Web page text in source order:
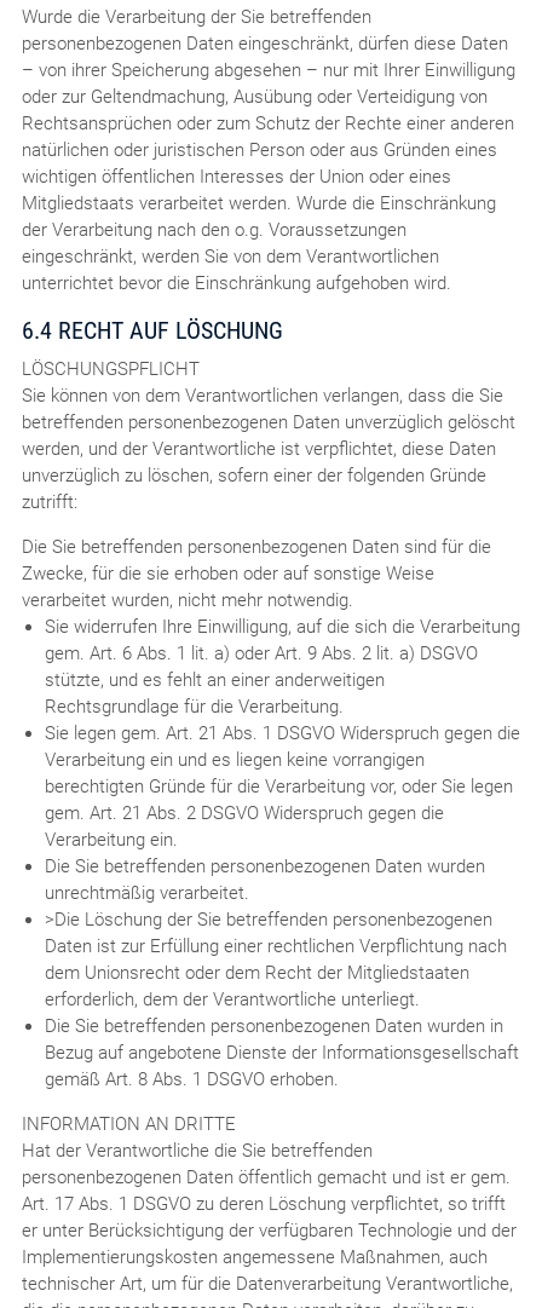
Wurde die Verarbeitung der Sie betreffenden
personenbezogenen Daten eingeschränkt, dürfen diese Daten
– von ihrer Speicherung abgesehen – nur mit Ihrer Einwilligung
oder zur Geltendmachung, Ausübung oder Verteidigung von
Rechtsansprüchen oder zum Schutz der Rechte einer anderen
natürlichen oder juristischen Person oder aus Gründen eines
wichtigen öffentlichen Interesses der Union oder eines
Mitgliedstaats verarbeitet werden. Wurde die Einschränkung
der Verarbeitung nach den o.g. Voraussetzungen
eingeschränkt, werden Sie von dem Verantwortlichen
unterrichtet bevor die Einschränkung aufgehoben wird.
6.4 RECHT AUF LÖSCHUNG
LÖSCHUNGSPFLICHT
Sie können von dem Verantwortlichen verlangen, dass die Sie
betreffenden personenbezogenen Daten unverzüglich gelöscht
werden, und der Verantwortliche ist verpflichtet, diese Daten
unverzüglich zu löschen, sofern einer der folgenden Gründe
zutrifft:
Die Sie betreffenden personenbezogenen Daten sind für die
Zwecke, für die sie erhoben oder auf sonstige Weise
verarbeitet wurden, nicht mehr notwendig.
Sie widerrufen Ihre Einwilligung, auf die sich die Verarbeitung
gem. Art. 6 Abs. 1 lit. a) oder Art. 9 Abs. 2 lit. a) DSGVO
stützte, und es fehlt an einer anderweitigen
Rechtsgrundlage für die Verarbeitung.
Sie legen gem. Art. 21 Abs. 1 DSGVO Widerspruch gegen die
Verarbeitung ein und es liegen keine vorrangigen
berechtigten Gründe für die Verarbeitung vor, oder Sie legen
gem. Art. 21 Abs. 2 DSGVO Widerspruch gegen die
Verarbeitung ein.
Die Sie betreffenden personenbezogenen Daten wurden
unrechtmäßig verarbeitet.
>Die Löschung der Sie betreffenden personenbezogenen
Daten ist zur Erfüllung einer rechtlichen Verpflichtung nach
dem Unionsrecht oder dem Recht der Mitgliedstaaten
erforderlich, dem der Verantwortliche unterliegt.
Die Sie betreffenden personenbezogenen Daten wurden in
Bezug auf angebotene Dienste der Informationsgesellschaft
gemäß Art. 8 Abs. 1 DSGVO erhoben.
INFORMATION AN DRITTE
Hat der Verantwortliche die Sie betreffenden
personenbezogenen Daten öffentlich gemacht und ist er gem.
Art. 17 Abs. 1 DSGVO zu deren Löschung verpflichtet, so trifft
er unter Berücksichtigung der verfügbaren Technologie und der
Implementierungskosten angemessene Maßnahmen, auch
technischer Art, um für die Datenverarbeitung Verantwortliche,